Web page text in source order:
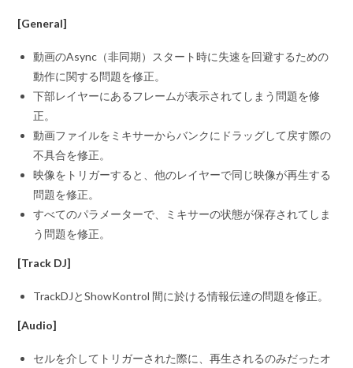
[General]
動画のAsync（非同期）スタート時に失速を回避するための
動作に関する問題を修正。
下部レイヤーにあるフレームが表示されてしまう問題を修
正。
動画ファイルをミキサーからバンクにドラッグして戻す際の
不具合を修正。
映像をトリガーすると、他のレイヤーで同じ映像が再生する
問題を修正。
すべてのパラメーターで、ミキサーの状態が保存されてしま
う問題を修正。
[Track DJ]
TrackDJとShowKontrol 間に於ける情報伝達の問題を修正。
[Audio]
セルを介してトリガーされた際に、再生されるのみだったオ